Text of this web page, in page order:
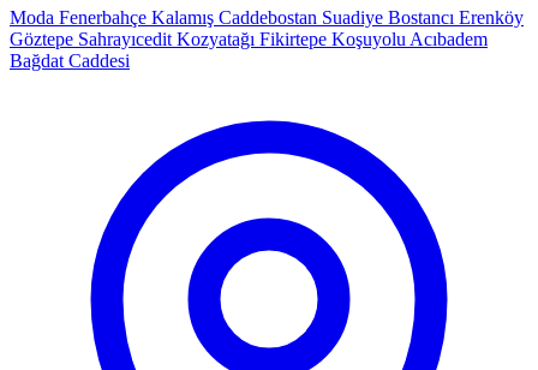
Moda Fenerbahçe Kalamış Caddebostan Suadiye Bostancı Erenköy
Göztepe SahrayıceditKozyatağı Fikirtepe KoşuyoluAcıbadem
Bağdat Caddesi